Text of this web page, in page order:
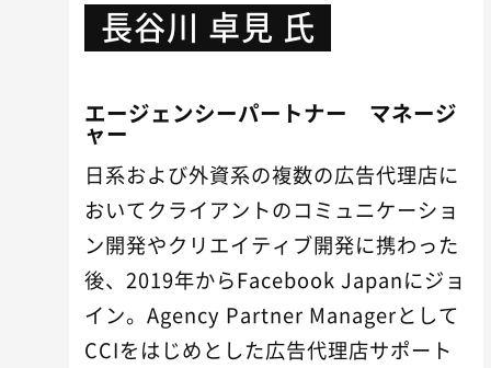
長谷川 卓見 氏
エージェンシーパートナー マネージ
ャー
日系および外資系の複数の広告代理店に
おいてクライアントのコミュニケーショ
ン開発やクリエイティブ開発に携わった
後、2019年からFacebook Japanにジョ
イン。Agency Partner Managerとして
CCIをはじめとした広告代理店サポート